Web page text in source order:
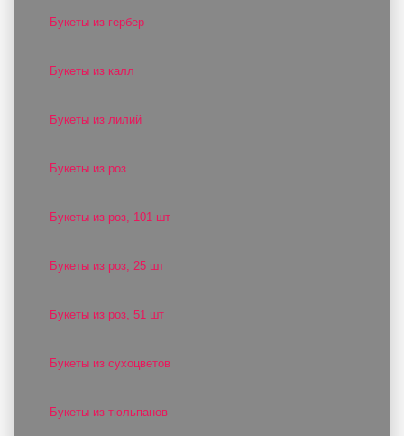
Букеты из гербер
Букеты из калл
Букеты из лилий
Букеты из роз
Букеты из роз, 101 шт
Букеты из роз, 25 шт
Букеты из роз, 51 шт
Букеты из сухоцветов
Букеты из тюльпанов